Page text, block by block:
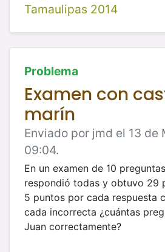
Tamaulipas 2014
Problema
Examen con
marín
Enviado por jmd el 13 de
09:04.
En un examen de 10
respondió todas y obtuvo 29
5 puntos por cada respuesta
cada incorrecta ¿cuántas
Juan correctamente?